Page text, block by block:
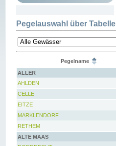
Pegelauswahl über Tabelle
Pegelname
ALLER
AHLDEN
CELLE
EITZE
MARKLENDORF
RETHEM
ALTE MAAS